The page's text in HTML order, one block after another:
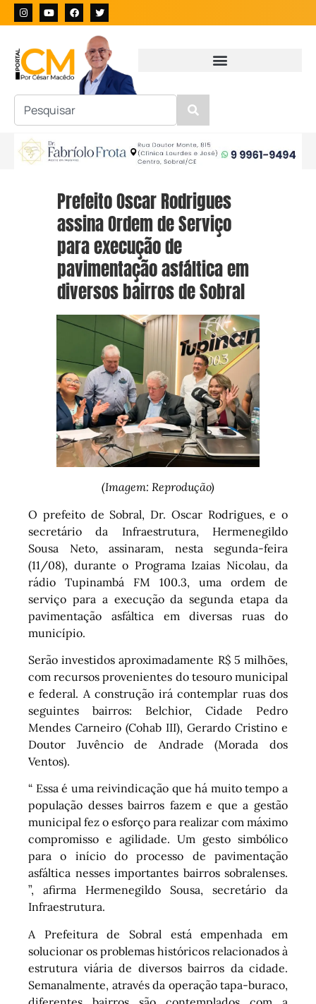
Prefeito Oscar Rodrigues
assina Ordem de Serviço
para execução de
pavimentação asfáltica em
diversos bairros de Sobral
(Imagem: Reprodução)
O prefeito de Sobral, Dr. Oscar Rodrigues, e o
secretário da Infraestrutura, Hermenegildo
Sousa Neto, assinaram, nesta segunda-feira
(11/08), durante o Programa Izaias Nicolau, da
rádio Tupinambá FM 100.3, uma ordem de
serviço para a execução da segunda etapa da
pavimentação asfáltica em diversas ruas do
município.
Serão investidos aproximadamente R$ 5 milhões,
com recursos provenientes do tesouro municipal
e federal. A construção irá contemplar ruas dos
seguintes bairros: Belchior, Cidade Pedro
Mendes Carneiro (Cohab III), Gerardo Cristino e
Doutor Juvêncio de Andrade (Morada dos
Ventos).
“ Essa é uma reivindicação que há muito tempo a
população desses bairros fazem e que a gestão
municipal fez o esforço para realizar com máximo
compromisso e agilidade. Um gesto simbólico
para o início do processo de pavimentação
asfáltica nesses importantes bairros sobralenses.
”, afirma Hermenegildo Sousa, secretário da
Infraestrutura.
A Prefeitura de Sobral está empenhada em
solucionar os problemas históricos relacionados à
estrutura viária de diversos bairros da cidade.
Semanalmente, através da operação tapa-buraco,